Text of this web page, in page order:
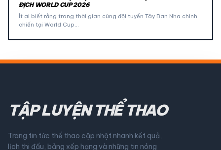
ĐỊCH WORLD CUP 2026
Ít ai biết rằng trong thời gian cùng đội tuyển Tây Ban Nha chinh
chiến tại World Cup…
TẬP LUYỆN THỂ THAO
Trang tin tức thể thao cập nhật nhanh kết quả,
lịch thi đấu, bảng xếp hạng và những tin nóng